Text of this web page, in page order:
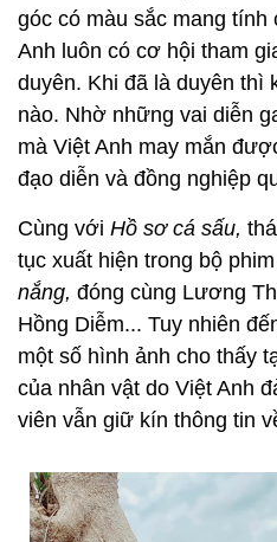
góc có màu sắc mang
Anh luôn có cơ hội tham
duyên. Khi đã là duyên thì
nào. Nhờ những vai diễn
mà Việt Anh may mắn
đạo diễn và đồng nghiệp
Cùng với Hồ sơ cá sấu,
tục xuất hiện trong bộ phim
nắng, đóng cùng Lương
Hồng Diễm... Tuy nhiên
một số hình ảnh cho thấy
của nhân vật do Việt Anh
viên vẫn giữ kín thông tin